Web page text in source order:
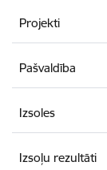
Projekti
Pašvaldība
Izsoles
Izsoļu rezultāti